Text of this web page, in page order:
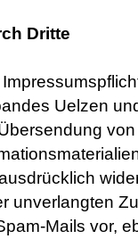
Dritte
Uelzen
unverlangten
Mails vor,